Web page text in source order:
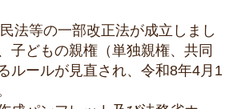
法等の一部改正法が成立しまし
子どもの親権（単独親権、共同
ルールが見直され、令和8年4月1